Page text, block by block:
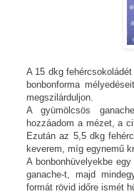
A 15 dkg
bonbonforma
megszilárduljon.
A gyümölcsös
hozzáadom a mézet, a
Ezután az 5,5 dkg
keverem, míg egynemű
A bonbonhüvelyekbe
ganache-t, majd
formát rövid időre ismét